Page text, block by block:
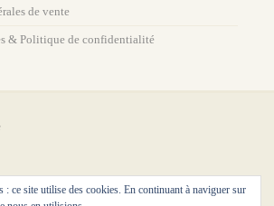
de vente
& Politique de confidentialité
: ce site utilise des cookies. En continuant à naviguer sur